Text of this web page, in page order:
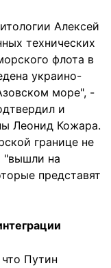
Алексей
технических
флота в
украино-
море", -
и
Леонид Кожара.
границе не
"вышли на
представят
Путин